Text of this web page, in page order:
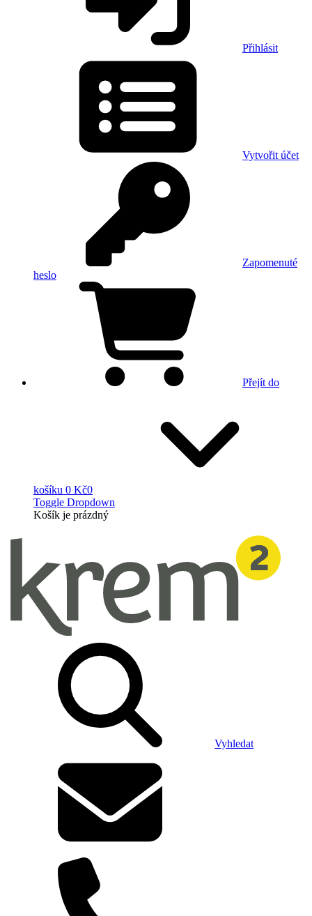
Přihlásit
Vytvořit účet
Zapomenuté
heslo
Přejít do
košíku 0 Kč0
Toggle Dropdown
Košík je prázdný
Vyhledat